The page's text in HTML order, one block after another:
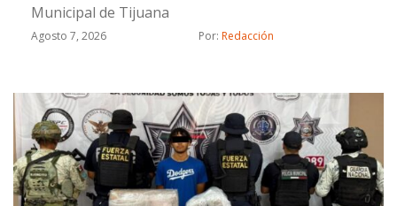
Municipal de Tijuana
Agosto 7, 2026 Por: Redacción